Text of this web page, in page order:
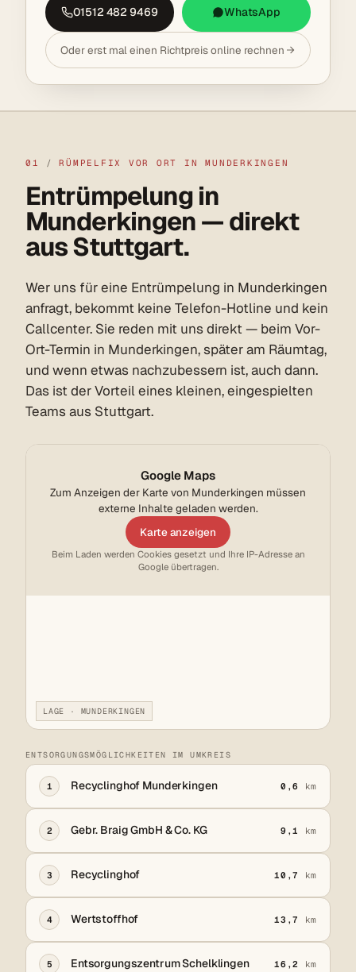
01512 482 9469
WhatsApp
Oder erst mal einen Richtpreis online rechnen
01 / RÜMPELFIX VOR ORT IN MUNDERKINGEN
Entrümpelung in
Munderkingen — direkt
aus Stuttgart.
Wer uns für eine Entrümpelung in Munderkingen
anfragt, bekommt keine Telefon-Hotline und kein
Callcenter. Sie reden mit uns direkt — beim Vor-
Ort-Termin in Munderkingen, später am Räumtag,
und wenn etwas nachzubessern ist, auch dann.
Das ist der Vorteil eines kleinen, eingespielten
Teams aus Stuttgart.
Google Maps
Zum Anzeigen der Karte von Munderkingen müssen
externe Inhalte geladen werden.
Karte anzeigen
Beim Laden werden Cookies gesetzt und Ihre IP-Adresse an
Google übertragen.
LAGE · MUNDERKINGEN
ENTSORGUNGSMÖGLICHKEITEN IM UMKREIS
1 Recyclinghof Munderkingen 0,6 km
2 Gebr. Braig GmbH & Co. KG 9,1 km
3 Recyclinghof 10,7 km
4 Wertstoffhof 13,7 km
5 Entsorgungszentrum Schelklingen 16,2 km